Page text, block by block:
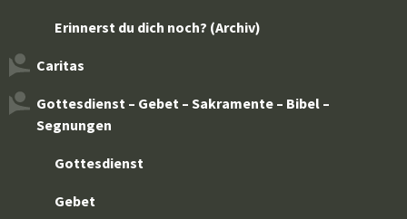
Erinnerst du dich noch? (Archiv)
Caritas
Gottesdienst – Gebet – Sakramente – Bibel –
Segnungen
Gottesdienst
Gebet